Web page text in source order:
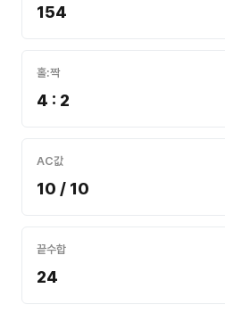
154
홀:짝
4 : 2
AC값
10 / 10
끝수합
24